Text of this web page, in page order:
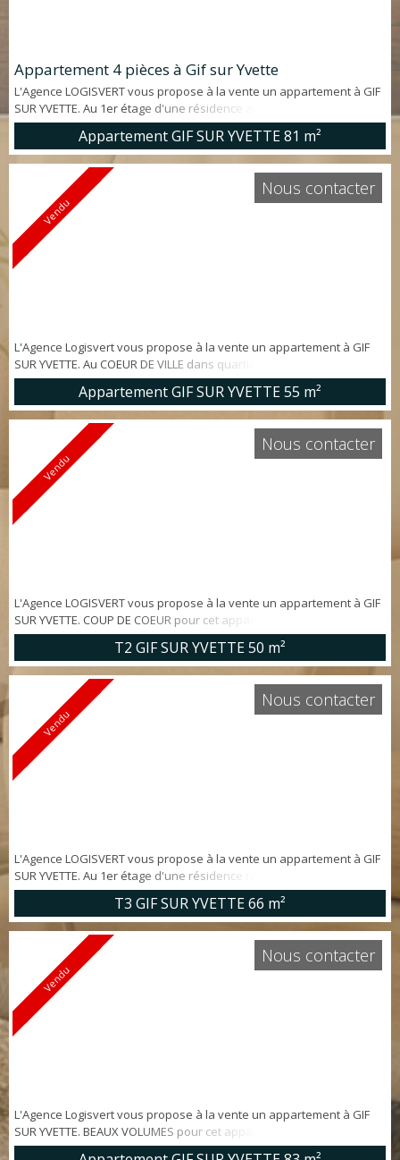
Appartement 4 pièces à Gif sur Yvette
L'Agence LOGISVERT vous propose à la vente un appartement à GIF
SUR YVETTE. Au 1er étage d'une résidence arborée avec gardien,
AU CALME, appartement LUMINEUX de 81 m² , offrant: entrée avec
placards, beau séjour PLEIN SUD de 18.7 m², cuisine dînatoire
aménagée, 3 chambres, salle de bains, wc. Cave et emplacement
de parking privatif. Très bon état. 10' à pieds du centre ville de Gif.
Appartement GIF SUR YVETTE81 m²
Vendu
L'Agence Logisvert vous propose à la vente un appartement à GIF
SUR YVETTE. Au COEUR DE VILLE dans quartier recherché, dans
petite copropriété des années 90, Belle LUMINOSITÉ pour cet
appartement 3 pièces d'env. 55 m², au 2ème et dernier étage,
comprenant grand séjour avec cuisine US aménagée et équipée, 1
chambre, 1 bureau, salle d'eau, wc. POTENTIEL D'AGRANDISSEMENT
avec possibilité d'...
Appartement GIF SUR YVETTE55 m²
Nous contacter
Vendu
L'Agence LOGISVERT vous propose à la vente un appartement à GIF
SUR YVETTE. COUP DE COEUR pour cet appartement situé dans
QUARTIER RECHERCHE AU CENTRE DE GIF, dans immeuble de 1995,
au 2ème étage, 3 pièces d'environ 50 m² comprenant: entrée,
cuisine US aménagée et équipée, séjour double (possibilité 2ème
chambre) ouvert sur BALCON FILANT SANS VIS A VIS orienté SUD EST,
une chambre, salle...
T2 GIF SUR YVETTE50 m²
Nous contacter
Vendu
L'Agence LOGISVERT vous propose à la vente un appartement à GIF
SUR YVETTE. Au 1er étage d'une résidence récente de 2007
sécurisée et arborée, BELLE LUMINOSITÉ pour cet appartement 3
pièces d'env. 66 m² offrant: entrée avec rangements, cuisine us
équipée, séjour ouvert sur BALCON plein OUEST, 2 chambres avec
placard, salle de bains, wc. Une cave et un emplacement de parking
privatif en s...
T3 GIF SUR YVETTE66 m²
Nous contacter
Vendu
L'Agence Logisvert vous propose à la vente un appartement à GIF
SUR YVETTE. BEAUX VOLUMES pour cet appartement d'environ 83 m²
dans RESIDENCE RECENTE SECURISEE offrant entrée avec placard,
Nous contacter